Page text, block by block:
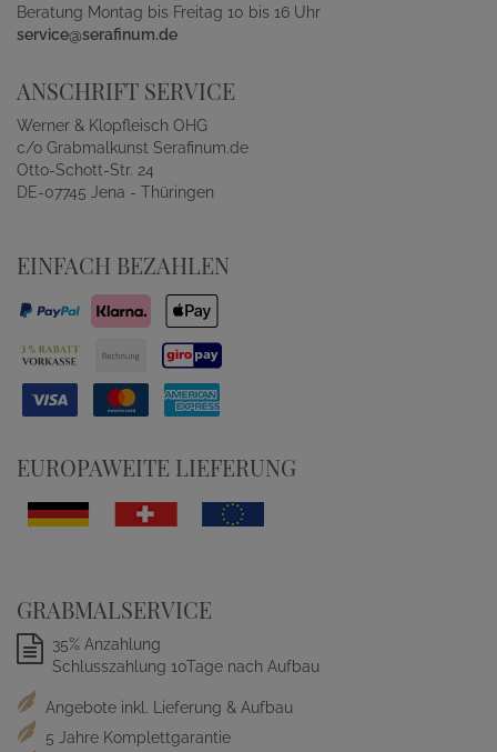
Beratung Montag bis Freitag 10 bis 16 Uhr
service@serafinum.de
ANSCHRIFT SERVICE
Werner & Klopfleisch OHG
c/o Grabmalkunst Serafinum.de
Otto-Schott-Str. 24
DE-07745 Jena - Thüringen
EINFACH BEZAHLEN
EUROPAWEITE LIEFERUNG
GRABMALSERVICE
35% Anzahlung
Schlusszahlung 10Tage nach Aufbau
Angebote inkl. Lieferung & Aufbau
5 Jahre Komplettgarantie